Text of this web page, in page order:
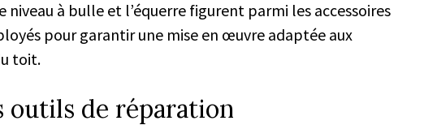
niveau à bulle et l’équerre figurent parmi les accessoires
pour garantir une mise en œuvre adaptée aux
toit.
outils de réparation